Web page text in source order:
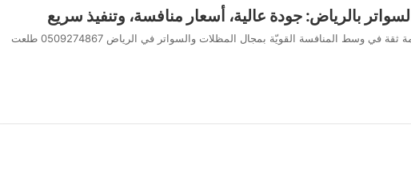
بالرياض: جودة عالية، أسعار منافسة، وتنفيذ سريع
البداية كانت طموح.. واليوم صارت علامة ثقة في وسط المنافسة القويّة بمجال المظلات والسواتر في الرياض 0509274867 طلعت